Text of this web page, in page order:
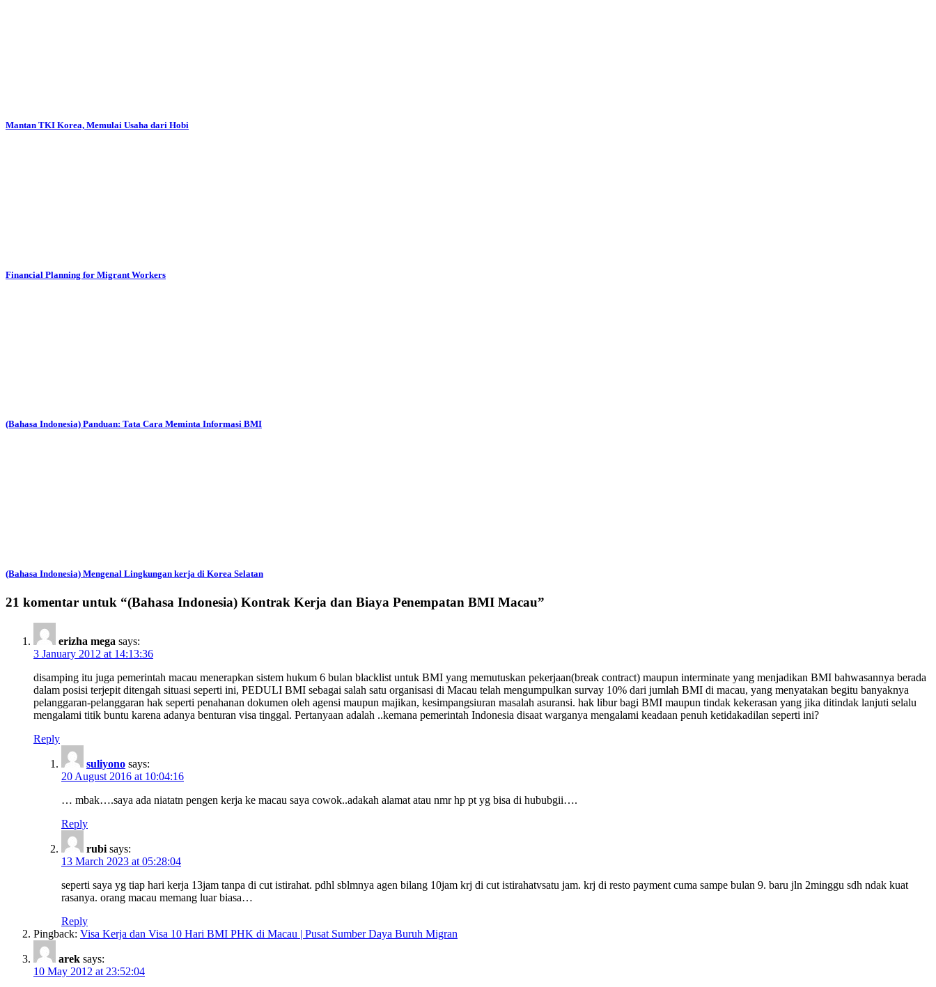
Mantan TKI Korea, Memulai Usaha dari Hobi
Financial Planning for Migrant Workers
(Bahasa Indonesia) Panduan: Tata Cara Meminta Informasi BMI
(Bahasa Indonesia) Mengenal Lingkungan kerja di Korea Selatan
21 komentar untuk “(Bahasa Indonesia) Kontrak Kerja dan Biaya Penempatan BMI Macau”
erizha mega says:
3 January 2012 at 14:13:36
disamping itu juga pemerintah macau menerapkan sistem hukum 6 bulan blacklist untuk BMI yang memutuskan pekerjaan(break contract) maupun interminate yang menjadikan BMI bahwasannya berada
dalam posisi terjepit ditengah situasi seperti ini, PEDULI BMI sebagai salah satu organisasi di Macau telah mengumpulkan survay 10% dari jumlah BMI di macau, yang menyatakan begitu banyaknya
pelanggaran-pelanggaran hak seperti penahanan dokumen oleh agensi maupun majikan, kesimpangsiuran masalah asuransi. hak libur bagi BMI maupun tindak kekerasan yang jika ditindak lanjuti selalu
mengalami titik buntu karena adanya benturan visa tinggal. Pertanyaan adalah ..kemana pemerintah Indonesia disaat warganya mengalami keadaan penuh ketidakadilan seperti ini?
Reply
suliyono says:
20 August 2016 at 10:04:16
… mbak….saya ada niatatn pengen kerja ke macau saya cowok..adakah alamat atau nmr hp pt yg bisa di hububgii….
Reply
rubi says:
13 March 2023 at 05:28:04
seperti saya yg tiap hari kerja 13jam tanpa di cut istirahat. pdhl sblmnya agen bilang 10jam krj di cut istirahatvsatu jam. krj di resto payment cuma sampe bulan 9. baru jln 2minggu sdh ndak kuat
rasanya. orang macau memang luar biasa…
Reply
Pingback: Visa Kerja dan Visa 10 Hari BMI PHK di Macau | Pusat Sumber Daya Buruh Migran
arek says:
10 May 2012 at 23:52:04